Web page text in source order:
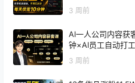
3 周前
AI一人公司内容获
钟×AI员工自动打
3 周前